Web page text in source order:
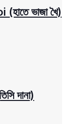
ভাজা খৈ)
দানা)